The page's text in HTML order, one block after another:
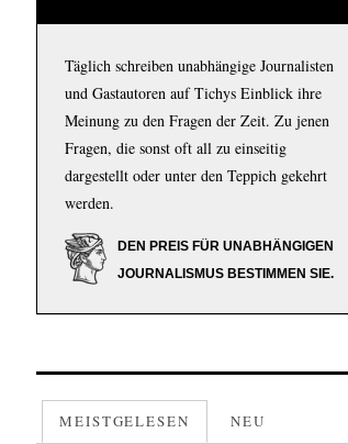
Täglich schreiben unabhängige Journalisten
und Gastautoren auf Tichys Einblick ihre
Meinung zu den Fragen der Zeit. Zu jenen
Fragen, die sonst oft all zu einseitig
dargestellt oder unter den Teppich gekehrt
werden.
DEN PREIS FÜR UNABHÄNGIGEN
JOURNALISMUS BESTIMMEN SIE.
MEISTGELESEN NEU